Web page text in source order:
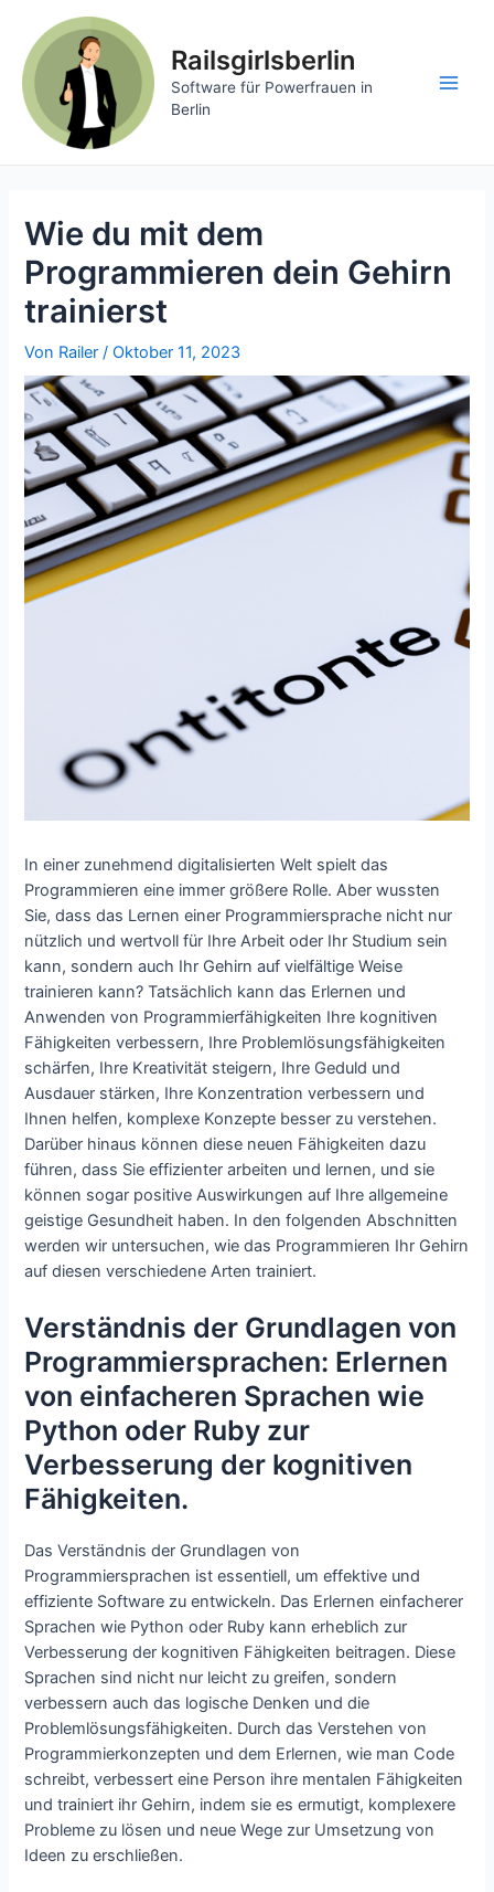
Inhalt
springen
Railsgirlsberlin
Software für Powerfrauen in
Berlin
Wie du mit dem
Programmieren dein Gehirn
trainierst
Von Railer/Oktober 11, 2023
In einer zunehmend digitalisierten Welt spielt das
Programmieren eine immer größere Rolle. Aber wussten
Sie, dass das Lernen einer Programmiersprache nicht nur
nützlich und wertvoll für Ihre Arbeit oder Ihr Studium sein
kann, sondern auch Ihr Gehirn auf vielfältige Weise
trainieren kann? Tatsächlich kann das Erlernen und
Anwenden von Programmierfähigkeiten Ihre kognitiven
Fähigkeiten verbessern, Ihre Problemlösungsfähigkeiten
schärfen, Ihre Kreativität steigern, Ihre Geduld und
Ausdauer stärken, Ihre Konzentration verbessern und
Ihnen helfen, komplexe Konzepte besser zu verstehen.
Darüber hinaus können diese neuen Fähigkeiten dazu
führen, dass Sie effizienter arbeiten und lernen, und sie
können sogar positive Auswirkungen auf Ihre allgemeine
geistige Gesundheit haben. In den folgenden Abschnitten
werden wir untersuchen, wie das Programmieren Ihr Gehirn
auf diesen verschiedene Arten trainiert.
Verständnis der Grundlagen von
Programmiersprachen: Erlernen
von einfacheren Sprachen wie
Python oder Ruby zur
Verbesserung der kognitiven
Fähigkeiten.
Das Verständnis der Grundlagen von
Programmiersprachen ist essentiell, um effektive und
effiziente Software zu entwickeln. Das Erlernen einfacherer
Sprachen wie Python oder Ruby kann erheblich zur
Verbesserung der kognitiven Fähigkeiten beitragen. Diese
Sprachen sind nicht nur leicht zu greifen, sondern
verbessern auch das logische Denken und die
Problemlösungsfähigkeiten. Durch das Verstehen von
Programmierkonzepten und dem Erlernen, wie man Code
schreibt, verbessert eine Person ihre mentalen Fähigkeiten
und trainiert ihr Gehirn, indem sie es ermutigt, komplexere
Probleme zu lösen und neue Wege zur Umsetzung von
Ideen zu erschließen.